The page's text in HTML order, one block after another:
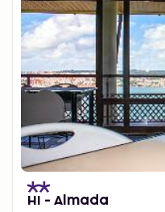
HI - Almada